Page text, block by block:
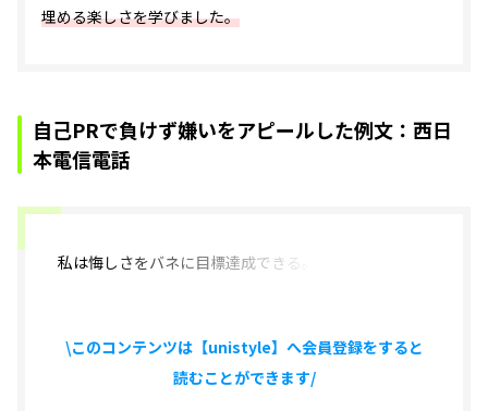
埋める楽しさを学びました。
自己PRで負けず嫌いをアピールした例文：西日
本電信電話
私は悔しさをバネに目標達成できる。
\このコンテンツは【unistyle】へ会員登録をすると
読むことができます/